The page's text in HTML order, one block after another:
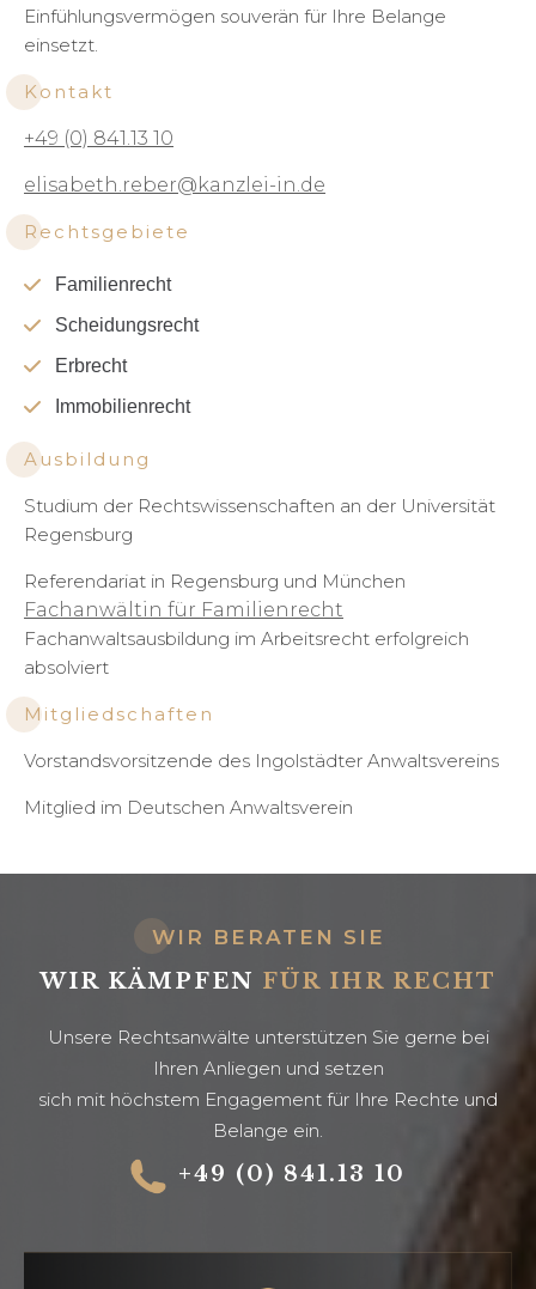
Einfühlungsvermögen souverän für Ihre Belange
einsetzt.
Kontakt
+49 (0) 841.13 10
elisabeth.reber@kanzlei-in.de
Rechtsgebiete
Familienrecht
Scheidungsrecht
Erbrecht
Immobilienrecht
Ausbildung
Studium der Rechtswissenschaften an der Universität
Regensburg
Referendariat in Regensburg und München
Fachanwältin für Familienrecht
Fachanwaltsausbildung im Arbeitsrecht erfolgreich
absolviert
Mitgliedschaften
Vorstandsvorsitzende des Ingolstädter Anwaltsvereins
Mitglied im Deutschen Anwaltsverein
WIR BERATEN SIE
WIR KÄMPFEN FÜR IHR RECHT
Unsere Rechtsanwälte unterstützen Sie gerne bei
Ihren Anliegen und setzen
sich mit höchstem Engagement für Ihre Rechte und
Belange ein.
+49 (0) 841.13 10